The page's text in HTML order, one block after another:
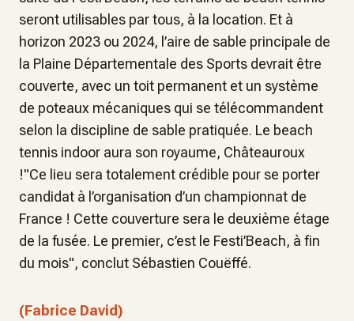
seront utilisables par tous, à la location. Et à
horizon 2023 ou 2024, l’aire de sable principale de
la Plaine Départementale des Sports devrait être
couverte, avec un toit permanent et un système
de poteaux mécaniques qui se télécommandent
selon la discipline de sable pratiquée. Le beach
tennis indoor aura son royaume, Châteauroux
!"Ce lieu sera totalement crédible pour se porter
candidat à l’organisation d’un championnat de
France ! Cette couverture sera le deuxième étage
de la fusée. Le premier, c’est le Festi’Beach, à fin
du mois", conclut Sébastien Couëffé.
(Fabrice David)